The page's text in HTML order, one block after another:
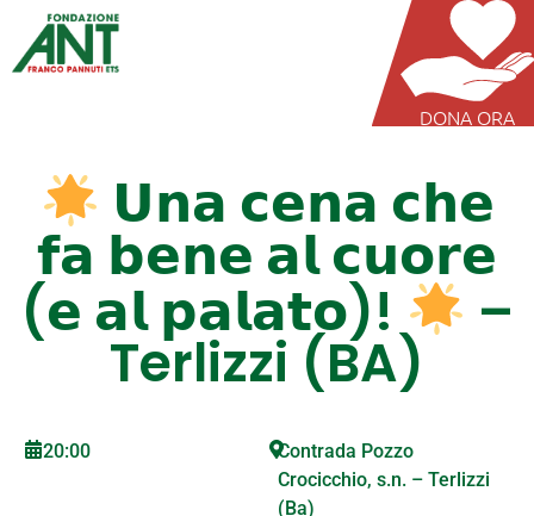
DONA ORA
𝗨𝗻𝗮 𝗰𝗲𝗻𝗮 𝗰𝗵𝗲
𝗳𝗮 𝗯𝗲𝗻𝗲 𝗮𝗹 𝗰𝘂𝗼𝗿𝗲
(𝗲 𝗮𝗹 𝗽𝗮𝗹𝗮𝘁𝗼)! –
Terlizzi (BA)
20:00
Contrada Pozzo
Crocicchio, s.n. – Terlizzi
(Ba)